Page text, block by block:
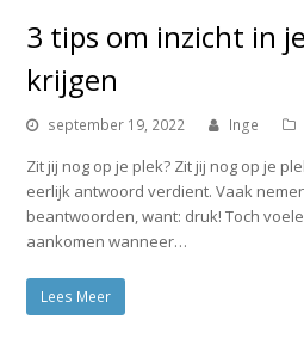
3 tips om inzicht in
krijgen
september 19, 2022 Inge
Zit jij nog op je plek? Zit jij nog op je
eerlijk antwoord verdient. Vaak
beantwoorden, want: druk! Toch
aankomen wanneer…
Lees Meer